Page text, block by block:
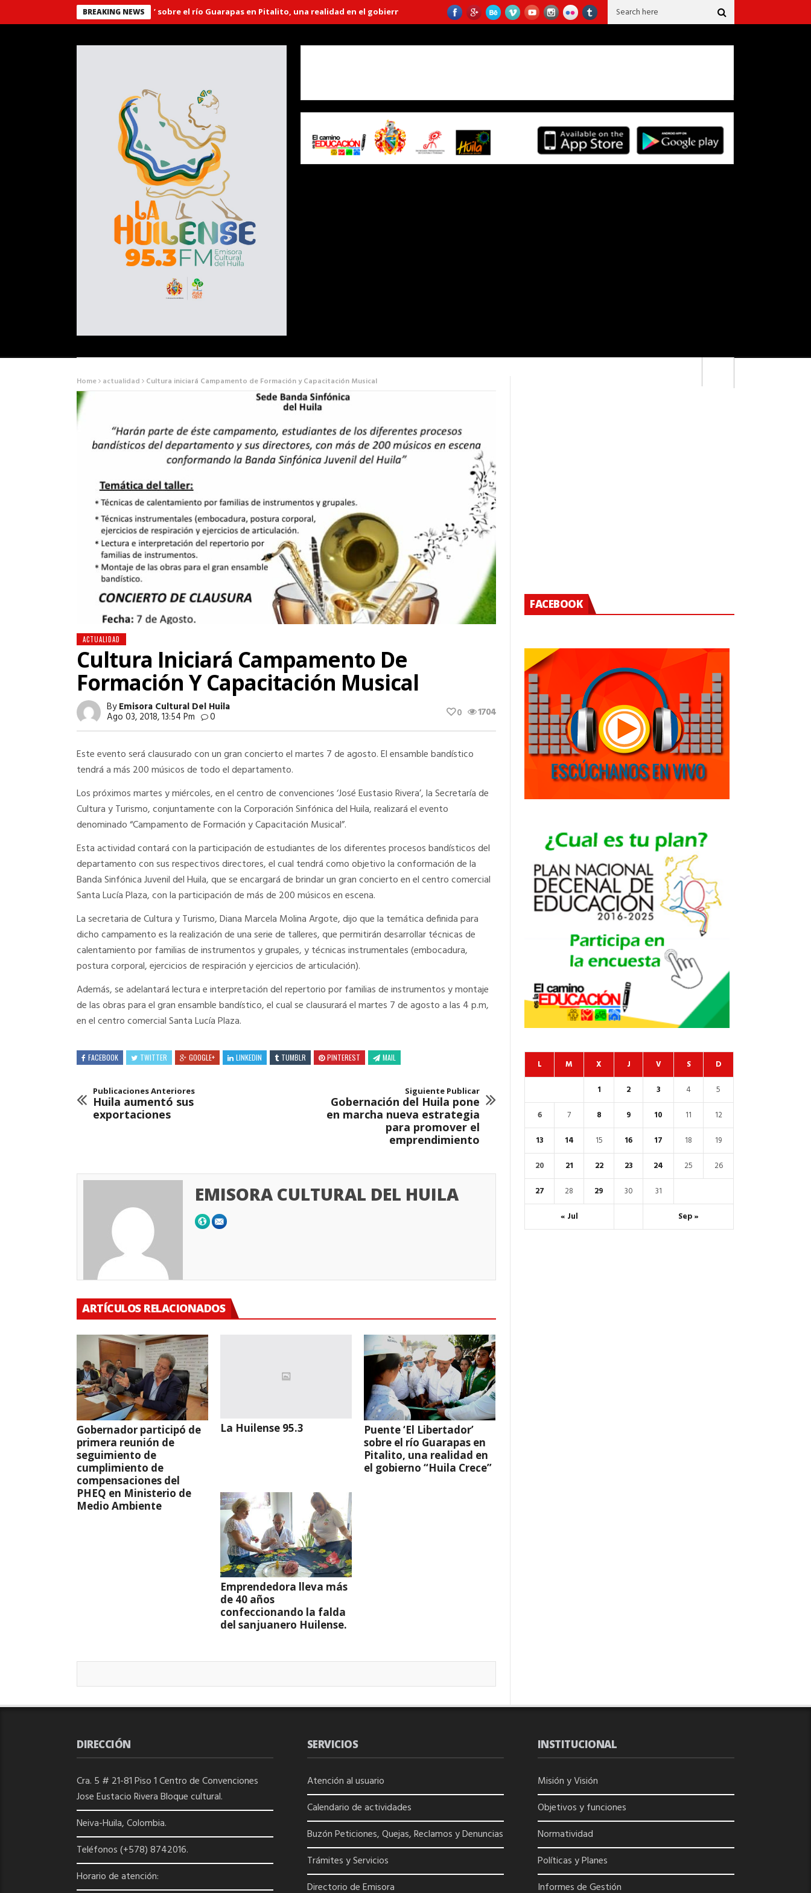
BREAKING NEWS
Puente ‘El Libertador’ sobre el río Guarapas en Pitalito, una realidad en el gobierno “Huila Crece” Emprendedora lleva más de 40 años confeccionando la falda del sanjuanero Huilense.
Home actualidad Cultura iniciará Campamento de Formación y Capacitación Musical
ACTUALIDAD
Cultura Iniciará Campamento De
Formación Y Capacitación Musical
ByEmisora Cultural Del Huila
Ago 03, 2018, 13:54 Pm 0 1704
0
Este evento será clausurado con un gran concierto el martes 7 de agosto. El ensamble bandístico
tendrá a más 200 músicos de todo el departamento.
Los próximos martes y miércoles, en el centro de convenciones ‘José Eustasio Rivera’, la Secretaría de
Cultura y Turismo, conjuntamente con la Corporación Sinfónica del Huila, realizará el evento
denominado “Campamento de Formación y Capacitación Musical”.
Esta actividad contará con la participación de estudiantes de los diferentes procesos bandísticos del
departamento con sus respectivos directores, el cual tendrá como objetivo la conformación de la
Banda Sinfónica Juvenil del Huila, que se encargará de brindar un gran concierto en el centro comercial
Santa Lucía Plaza, con la participación de más de 200 músicos en escena.
La secretaria de Cultura y Turismo, Diana Marcela Molina Argote, dijo que la temática definida para
dicho campamento es la realización de una serie de talleres, que permitirán desarrollar técnicas de
calentamiento por familias de instrumentos y grupales, y técnicas instrumentales (embocadura,
postura corporal, ejercicios de respiración y ejercicios de articulación).
Además, se adelantará lectura e interpretación del repertorio por familias de instrumentos y montaje
de las obras para el gran ensamble bandístico, el cual se clausurará el martes 7 de agosto a las 4 p.m,
en el centro comercial Santa Lucía Plaza.
FACEBOOK TWITTER GOOGLE+ LINKEDIN TUMBLR PINTEREST MAIL
Publicaciones Anteriores
Huila aumentó sus
exportaciones
Siguiente Publicar
Gobernación del Huila pone
en marcha nueva estrategia
para promover el
emprendimiento
EMISORA CULTURAL DEL HUILA
ARTÍCULOS RELACIONADOS
Gobernador participó de
primera reunión de
seguimiento de
cumplimiento de
compensaciones del
PHEQ en Ministerio de
Medio Ambiente
La Huilense 95.3
Puente ‘El Libertador’
sobre el río Guarapas en
Pitalito, una realidad en
el gobierno “Huila Crece”
Emprendedora lleva más
de 40 años
confeccionando la falda
del sanjuanero Huilense.
FACEBOOK
L M X J V S D
« Jul Sep »
1 2 3 4
5
6
7 8 9 10 11
12
13
14 15 16 17 18
19
20
21 22 23 24 25
26
27
28 29 30 31
DIRECCIÓN
Cra. 5 # 21-81 Piso 1 Centro de Convenciones
Jose Eustacio Rivera Bloque cultural.
Neiva-Huila, Colombia.
Teléfonos (+578) 8742016.
Horario de atención:
SERVICIOS
Atención al usuario
Calendario de actividades
Buzón Peticiones, Quejas, Reclamos y Denuncias
Trámites y Servicios
Directorio deEmisora
INSTITUCIONAL
Misión y Visión
Objetivos y funciones
Normatividad
Políticas y Planes
Informes de Gestión